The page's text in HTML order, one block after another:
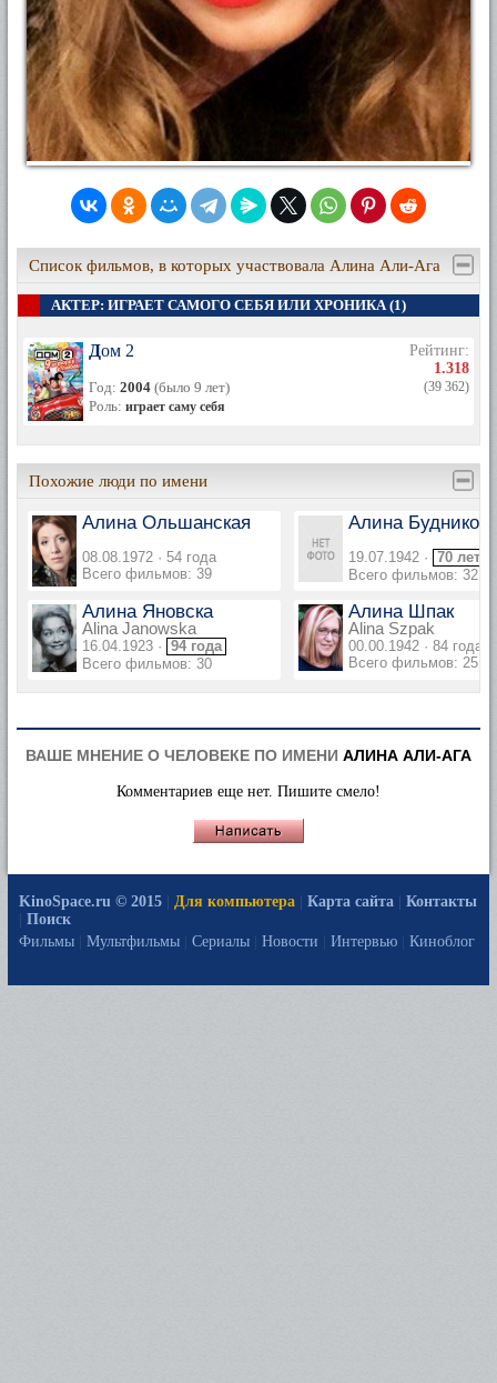
Список фильмов, в которых участвовала Алина Али-Ага
АКТЕР: ИГРАЕТ САМОГО СЕБЯ ИЛИ ХРОНИКА (1)
Дом 2
Год: 2004 (было 9 лет)
Роль: играет саму себя
Рейтинг:
1.318
(39 362)
Похожие люди по имени
Алина Ольшанская
08.08.1972 · 54 года
Всего фильмов: 39
Алина
19.07.1942 · 70 лет
Всего фильмов: 32
Алина Яновска
Alina Janowska
16.04.1923 · 94 года
Всего фильмов: 30
Алина Шпак
Alina Szpak
00.00.1942 · 84 года
Всего фильмов: 25
ВАШЕ МНЕНИЕ О ЧЕЛОВЕКЕ ПО ИМЕНИ АЛИНА АЛИ-АГА
Комментариев еще нет. Пишите смело!
KinoSpace.ru © 2015 Для компьютера Карта сайта
Контакты
Поиск
Фильмы
Мультфильмы Сериалы Новости Интервью Киноблог